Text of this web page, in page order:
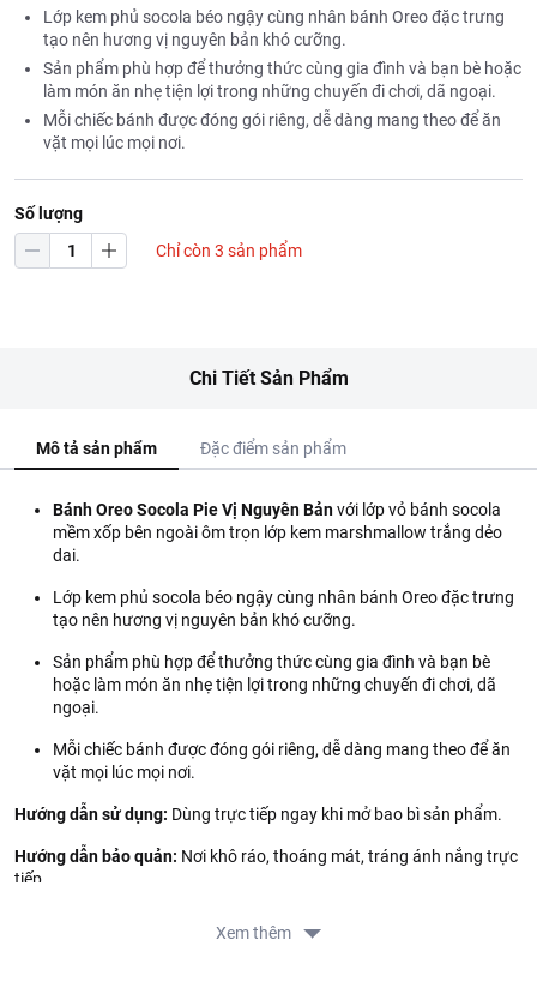
Lớp kem phủ socola béo ngậy cùng nhân bánh Oreo đặc trưng
tạo nên hương vị nguyên bản khó cưỡng.
Sản phẩm phù hợp để thưởng thức cùng gia đình và bạn bè hoặc
làm món ăn nhẹ tiện lợi trong những chuyến đi chơi, dã ngoại.
Mỗi chiếc bánh được đóng gói riêng, dễ dàng mang theo để ăn
vặt mọi lúc mọi nơi.
Số lượng
Chỉ còn 3 sản phẩm
Chi Tiết Sản Phẩm
Mô tả sản phẩm Đặc điểm sản phẩm
Bánh Oreo Socola Pie Vị Nguyên Bảnvới lớp vỏ bánh socola
mềm xốp bên ngoài ôm trọn lớp kem marshmallow trắng dẻo
dai.
Lớp kem phủ socola béo ngậy cùng nhân bánh Oreo đặc trưng
tạo nên hương vị nguyên bản khó cưỡng.
Sản phẩm phù hợp để thưởng thức cùng gia đình và bạn bè
hoặc làm món ăn nhẹ tiện lợi trong những chuyến đi chơi, dã
ngoại.
Mỗi chiếc bánh được đóng gói riêng, dễ dàng mang theo để ăn
vặt mọi lúc mọi nơi.
Hướng dẫn sử dụng: Dùng trực tiếp ngay khi mở bao bì sản phẩm.
Hướng dẫn bảo quản: Nơi khô ráo, thoáng mát, tráng ánh nắng trực
tiếp.
Xem thêm